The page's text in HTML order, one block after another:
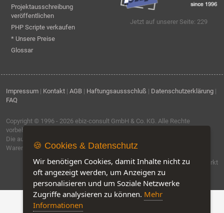
Projektausschreibung
veröffentlichen
PHP Scripte verkaufen
* Unsere Preise
Glossar
Jetzt auf unserer Seite: 229
Impressum | Kontakt | AGB | Haftungsaussschluß | Datenschutzerklärung |
FAQ
Copyright © 1996 - 2026 ebiz-consult GmbH & Co. KG. Alle Rechte
vorbehalten.
Die auf dieser Seite verwendeten Produktbezeichnungen, Namen und
Warenzeichen sind Eigentum der jeweiligen Firmen.
Software by IQ-Markt
🍪 Cookies & Datenschutz
Wir benötigen Cookies, damit Inhalte nicht zu
oft angezeigt werden, um Anzeigen zu
personalisieren und um Soziale Netzwerke
Zugriffe analysieren zu können. Mehr
Informationen